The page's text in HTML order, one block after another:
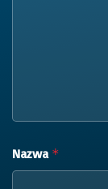
Nazwa *